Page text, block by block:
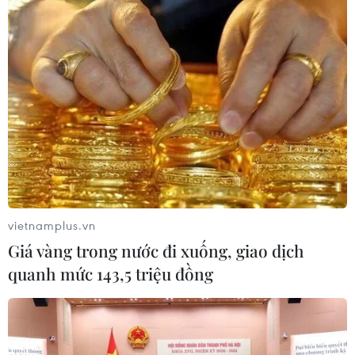
vietnamplus.vn
Giá vàng trong nước đi xuống, giao dịch
quanh mức 143,5 triệu đồng